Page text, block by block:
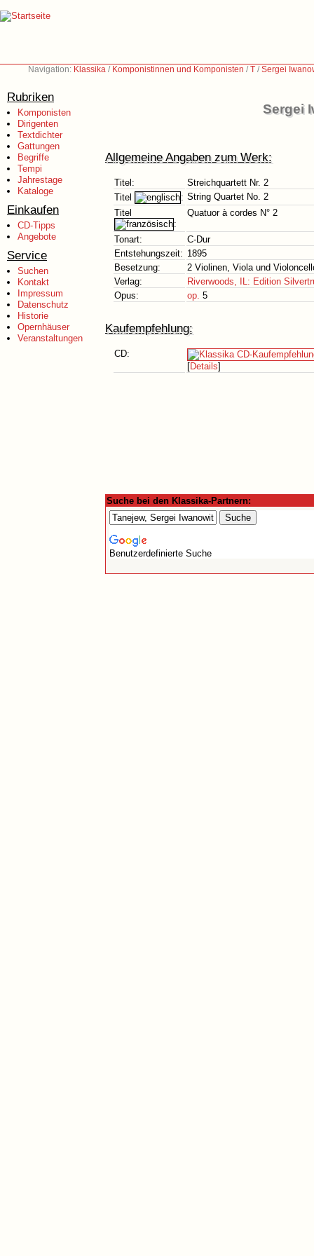
Navigation: Klassika / Komponistinnen und Komponisten /T /Sergei
Rubriken
Komponisten
Dirigenten
Textdichter
Gattungen
Begriffe
Tempi
Jahrestage
Kataloge
Einkaufen
CD-Tipps
Angebote
Service
Suchen
Kontakt
Impressum
Datenschutz
Historie
Opernhäuser
Veranstaltungen
Sergei
Allgemeine Angaben zum Werk:
Titel:
Streichquartett Nr. 2
Titel
: String Quartet No. 2
Titel
:
Quatuor à cordes N° 2
Tonart:
C-Dur
Entstehungszeit: 1895
Besetzung:
2 Violinen, Viola und
Verlag:
Riverwoods, IL: Edition
Opus:
op. 5
Kaufempfehlung:
CD:
[Details]
Suche bei den Klassika-Partnern:
Benutzerdefinierte Suche